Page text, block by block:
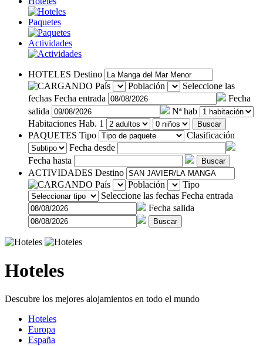
Paquetes
Actividades
HOTELES Destino
País
Población
Seleccione las
fechas Fecha entrada
Fecha
salida
Nª hab
Habitaciones Hab. 1 Buscar
PAQUETES Tipo
Clasificación
Fecha desde
Fecha hasta
Buscar
ACTIVIDADES Destino
País
Población
Tipo
Seleccione las fechas Fecha entrada
Fecha salida
Buscar
Hoteles
Descubre los mejores alojamientos en todo el mundo
Hoteles
Europa
España